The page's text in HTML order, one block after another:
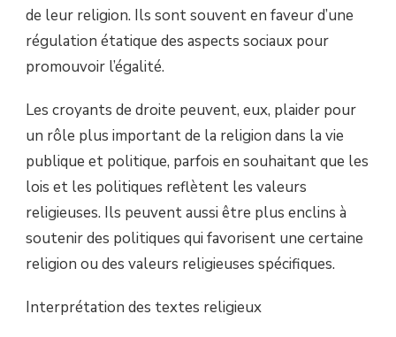
de leur religion. Ils sont souvent en faveur d’une
régulation étatique des aspects sociaux pour
promouvoir l’égalité.
Les croyants de droite peuvent, eux, plaider pour
un rôle plus important de la religion dans la vie
publique et politique, parfois en souhaitant que les
lois et les politiques reflètent les valeurs
religieuses. Ils peuvent aussi être plus enclins à
soutenir des politiques qui favorisent une certaine
religion ou des valeurs religieuses spécifiques.
Interprétation des textes religieux